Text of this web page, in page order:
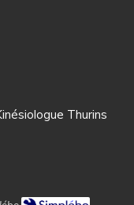
Thurins